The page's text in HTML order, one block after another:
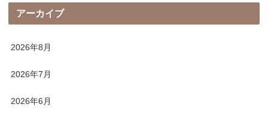
アーカイブ
2026年8月
2026年7月
2026年6月